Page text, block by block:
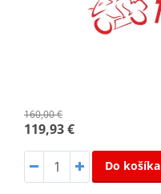
160,00 €
119,93 €
Do košíka